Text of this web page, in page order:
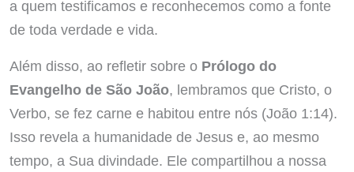
a quem testificamos e reconhecemos como a fonte
de toda verdade e vida.
Além disso, ao refletir sobre o Prólogo do
Evangelho de São João, lembramos que Cristo, o
Verbo, se fez carne e habitou entre nós (João 1:14).
Isso revela a humanidade de Jesus e, ao mesmo
tempo, a Sua divindade. Ele compartilhou a nossa